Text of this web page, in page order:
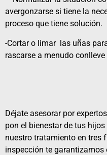
avergonzarse si tiene la
proceso que tiene solución.
-Cortar o limar las uñas
rascarse a menudo
Déjate asesorar por
pon el bienestar de tus
nuestro tratamiento en tres
inspección te